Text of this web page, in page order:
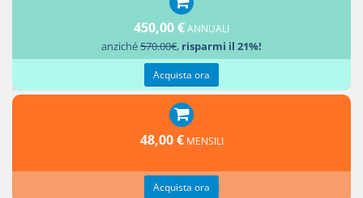
regolatori all'apertura dei mercati, a promuovere lo sviluppo della
concorrenza e a garantire la tutela dei consumatori, anche in
applicazione dei princìpi del diritto dell'Unione europea in materia di
libera circolazione, concorrenza e apertura dei mercati, nonché delle
politiche europee in materia di concorrenza.
450,00 €ANNUALI
anziché570.00€, risparmi il 21%!
Acquista ora
48,00 € MENSILI
Acquista ora